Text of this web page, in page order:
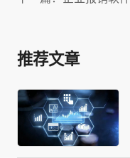
推荐文章